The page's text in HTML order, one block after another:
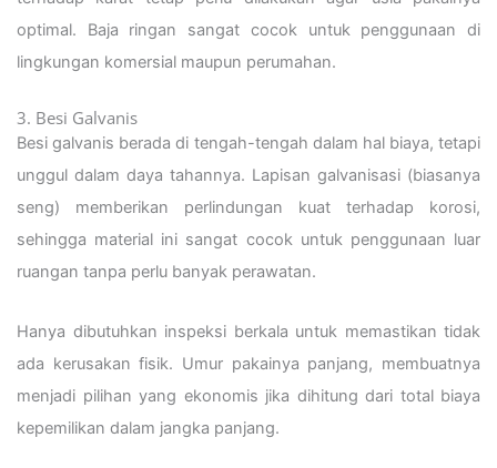
optimal. Baja ringan sangat cocok untuk penggunaan di
lingkungan komersial maupun perumahan.
3. Besi Galvanis
Besi galvanis berada di tengah-tengah dalam hal biaya, tetapi
unggul dalam daya tahannya. Lapisan galvanisasi (biasanya
seng) memberikan perlindungan kuat terhadap korosi,
sehingga material ini sangat cocok untuk penggunaan luar
ruangan tanpa perlu banyak perawatan.
Hanya dibutuhkan inspeksi berkala untuk memastikan tidak
ada kerusakan fisik. Umur pakainya panjang, membuatnya
menjadi pilihan yang ekonomis jika dihitung dari total biaya
kepemilikan dalam jangka panjang.